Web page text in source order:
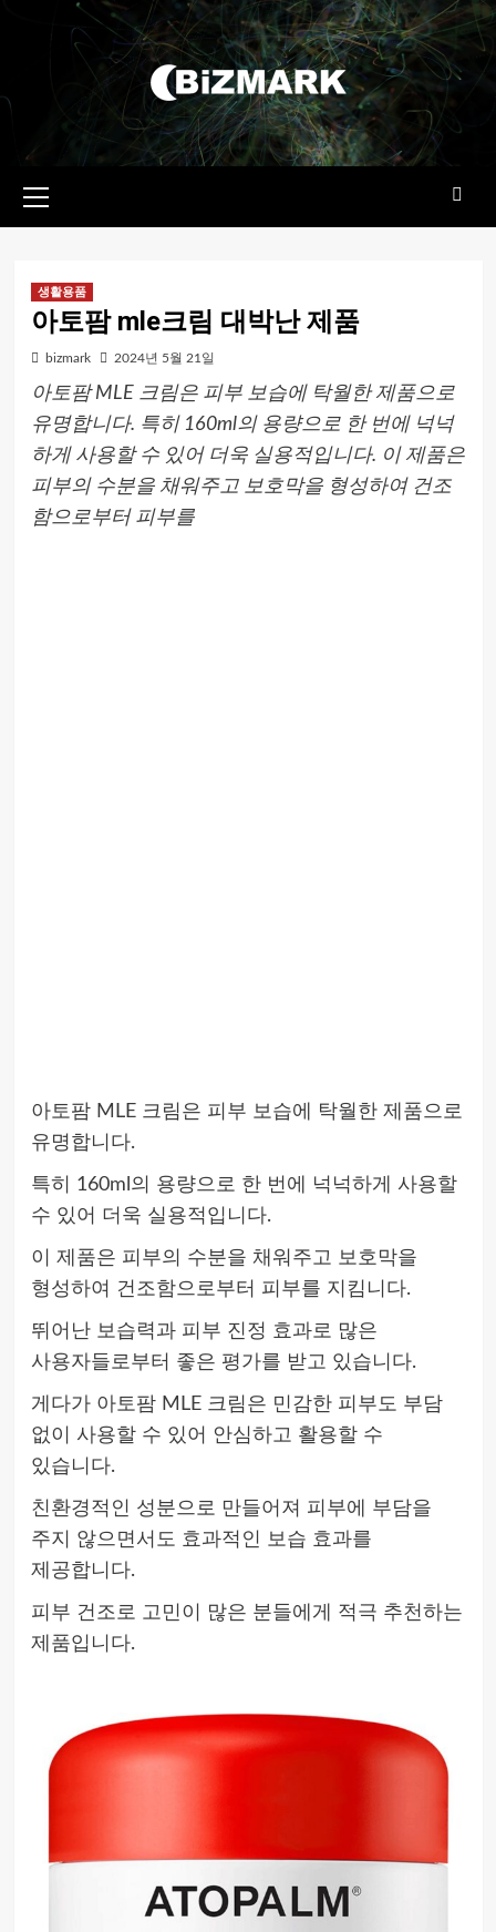
메뉴
생활용품
아토팜 mle크림 대박난 제품
bizmark 2024년 5월 21일
아토팜 MLE 크림은 피부 보습에 탁월한 제품으로
유명합니다. 특히 160ml의 용량으로 한 번에 넉넉
하게 사용할 수 있어 더욱 실용적입니다. 이 제품은
피부의 수분을 채워주고 보호막을 형성하여 건조
함으로부터 피부를
아토팜 MLE 크림은 피부 보습에 탁월한 제품으로
유명합니다.
특히 160ml의 용량으로 한 번에 넉넉하게 사용할
수 있어 더욱 실용적입니다.
이 제품은 피부의 수분을 채워주고 보호막을
형성하여 건조함으로부터 피부를 지킴니다.
뛰어난 보습력과 피부 진정 효과로 많은
사용자들로부터 좋은 평가를 받고 있습니다.
게다가 아토팜 MLE 크림은 민감한 피부도 부담
없이 사용할 수 있어 안심하고 활용할 수
있습니다.
친환경적인 성분으로 만들어져 피부에 부담을
주지 않으면서도 효과적인 보습 효과를
제공합니다.
피부 건조로 고민이 많은 분들에게 적극 추천하는
제품입니다.